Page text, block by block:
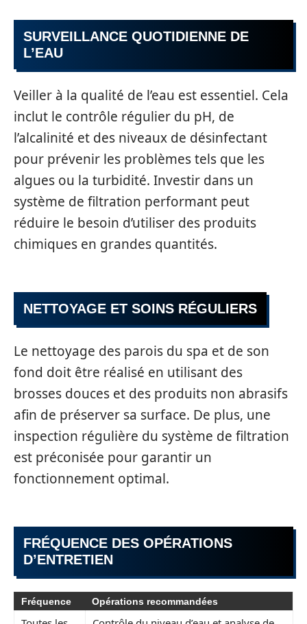
SURVEILLANCE QUOTIDIENNE DE
L’EAU
Veiller à la qualité de l’eau est essentiel. Cela
inclut le contrôle régulier du pH, de
l’alcalinité et des niveaux de désinfectant
pour prévenir les problèmes tels que les
algues ou la turbidité. Investir dans un
système de filtration performant peut
réduire le besoin d’utiliser des produits
chimiques en grandes quantités.
NETTOYAGE ET SOINS RÉGULIERS
Le nettoyage des parois du spa et de son
fond doit être réalisé en utilisant des
brosses douces et des produits non abrasifs
afin de préserver sa surface. De plus, une
inspection régulière du système de filtration
est préconisée pour garantir un
fonctionnement optimal.
FRÉQUENCE DES OPÉRATIONS
D’ENTRETIEN
Fréquence Opérations recommandées